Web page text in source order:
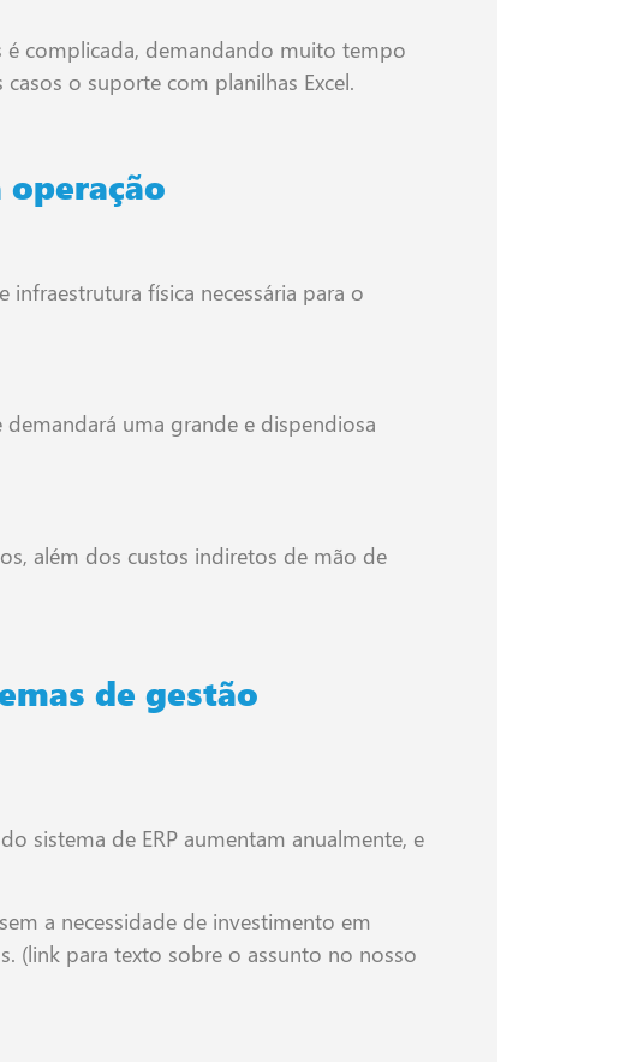
é complicada, demandando muito tempo
o suporte com planilhas Excel.
infraestrutura física necessária para o
uma grande e dispendiosa
além dos custos indiretos de mão de
de gestão
sistema de ERP aumentam anualmente, e
a necessidade de investimento em
(link para texto sobre o assunto no nosso